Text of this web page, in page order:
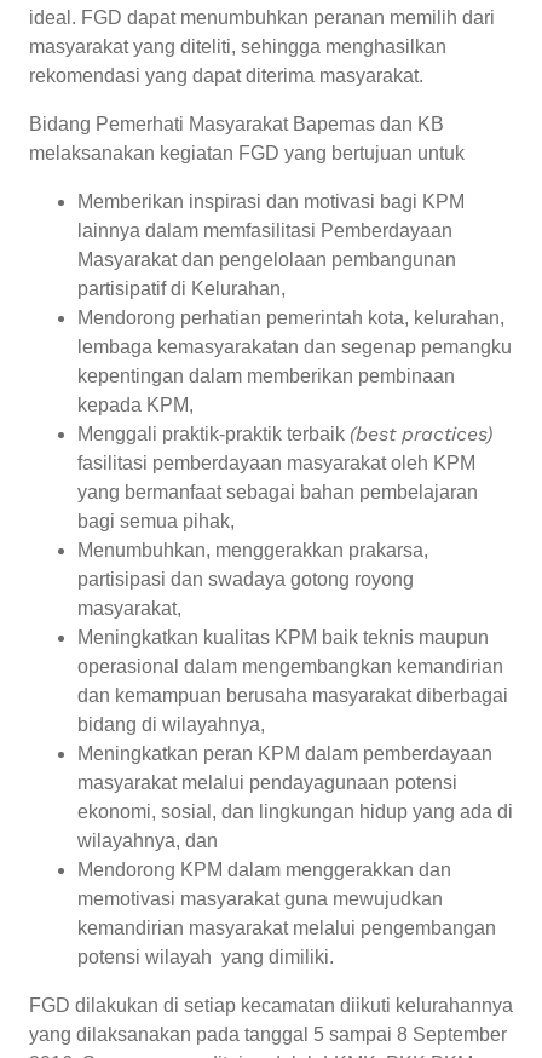
ideal. FGD dapat menumbuhkan peranan memilih dari
masyarakat yang diteliti, sehingga menghasilkan
rekomendasi yang dapat diterima masyarakat.
Bidang Pemerhati Masyarakat Bapemas dan KB
melaksanakan kegiatan FGD yang bertujuan untuk
Memberikan inspirasi dan motivasi bagi KPM
lainnya dalam memfasilitasi Pemberdayaan
Masyarakat dan pengelolaan pembangunan
partisipatif di Kelurahan,
Mendorong perhatian pemerintah kota, kelurahan,
lembaga kemasyarakatan dan segenap pemangku
kepentingan dalam memberikan pembinaan
kepada KPM,
Menggali praktik-praktik terbaik (best practices)
fasilitasi pemberdayaan masyarakat oleh KPM
yang bermanfaat sebagai bahan pembelajaran
bagi semua pihak,
Menumbuhkan, menggerakkan prakarsa,
partisipasi dan swadaya gotong royong
masyarakat,
Meningkatkan kualitas KPM baik teknis maupun
operasional dalam mengembangkan kemandirian
dan kemampuan berusaha masyarakat diberbagai
bidang di wilayahnya,
Meningkatkan peran KPM dalam pemberdayaan
masyarakat melalui pendayagunaan potensi
ekonomi, sosial, dan lingkungan hidup yang ada di
wilayahnya, dan
Mendorong KPM dalam menggerakkan dan
memotivasi masyarakat guna mewujudkan
kemandirian masyarakat melalui pengembangan
potensi wilayah yang dimiliki.
FGD dilakukan di setiap kecamatan diikuti kelurahannya
yang dilaksanakan pada tanggal 5 sampai 8 September